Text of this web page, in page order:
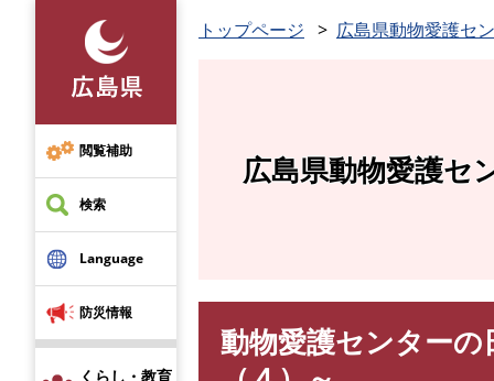
先
頭
で
す
閲覧補助
検索
Language
防災情報
くらし・教育
トップページ 広島県動物愛護セ
広島県動物愛護セ
動物愛護センター